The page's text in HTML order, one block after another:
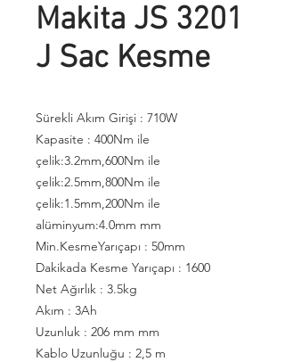
Makita JS 3201
J Sac Kesme
Sürekli Akım Girişi : 710W
Kapasite : 400Nm ile
çelik:3.2mm,600Nm ile
çelik:2.5mm,800Nm ile
çelik:1.5mm,200Nm ile
alüminyum:4.0mm mm
Min.KesmeYarıçapı : 50mm
Dakikada Kesme Yarıçapı : 1600
Net Ağırlık : 3.5kg
Akım : 3Ah
Uzunluk : 206 mm mm
Kablo Uzunluğu : 2,5 m